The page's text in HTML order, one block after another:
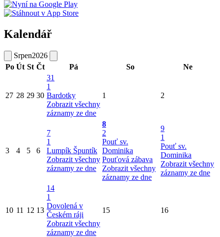
Kalendář
Srpen2026
Po Út St Čt Pá So Ne
27 28 29 30
31
1
Bardotky
Zobrazit všechny
záznamy ze dne
1 2
3 4 5 6
7
1
Lumpík Špuntík
Zobrazit všechny
záznamy ze dne
8
2
Pouť sv.
Dominika
Pouťová zábava
Zobrazit všechny
záznamy ze dne
9
1
Pouť sv.
Dominika
Zobrazit všechny
záznamy ze dne
10 11 12 13
14
1
Dovolená v
Českém ráji
Zobrazit všechny
záznamy ze dne
15 16